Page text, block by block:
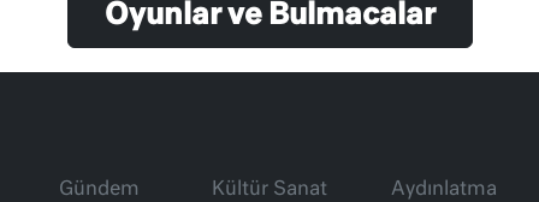
Oyunlar ve Bulmacalar
Gündem
Kültür Sanat
Aydınlatma